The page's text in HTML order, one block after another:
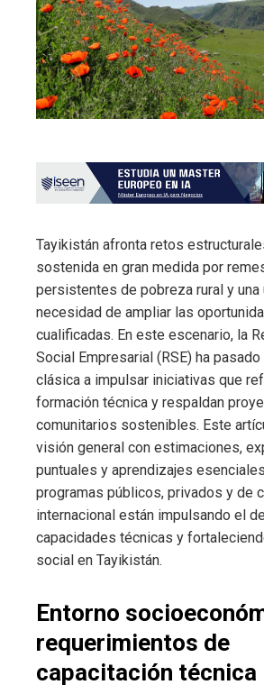
Tayikistán afronta retos
sostenida en gran medida por
persistentes de pobreza rural y una
necesidad de ampliar las
cualificadas. En este escenario, la
Social Empresarial (RSE) ha
clásica a impulsar iniciativas que
formación técnica y respaldan
comunitarios sostenibles. Este
visión general con estimaciones,
puntuales y aprendizajes
programas públicos, privados y de
internacional están impulsando el
capacidades técnicas y
social en Tayikistán.
Entorno
requerimientos de
capacitación técnica